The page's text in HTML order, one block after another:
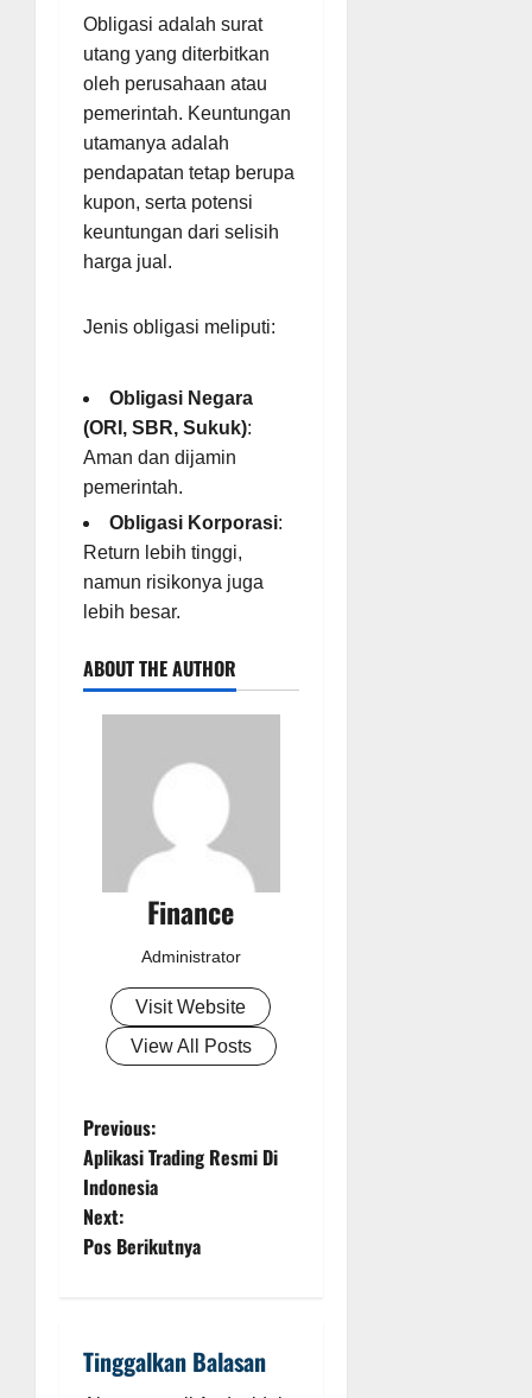
Obligasi adalah surat
utang yang diterbitkan
oleh perusahaan atau
pemerintah. Keuntungan
utamanya adalah
pendapatan tetap berupa
kupon, serta potensi
keuntungan dari selisih
harga jual.
Jenis obligasi meliputi:
Obligasi Negara
(ORI, SBR, Sukuk):
Aman dan dijamin
pemerintah.
Obligasi Korporasi:
Return lebih tinggi,
namun risikonya juga
lebih besar.
ABOUT THE AUTHOR
Finance
Administrator
Visit Website
View All Posts
P
o
s
a
Previous:
Aplikasi Trading Resmi Di
Indonesia
Next:
Pos Berikutnya
Tinggalkan Balasan